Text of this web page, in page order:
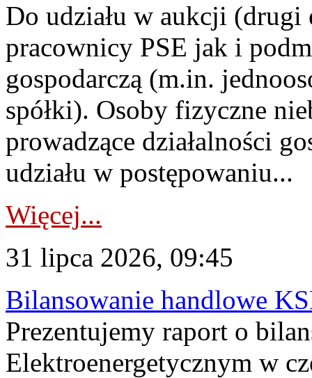
Do udziału w aukcji (drugi
pracownicy PSE jak i
gospodarczą (m.in.
spółki). Osoby fizyczne
prowadzące działalności
udziału w postępowaniu...
Więcej...
31 lipca 2026, 09:45
Bilansowanie handlowe
Prezentujemy raport o
Elektroenergetycznym w